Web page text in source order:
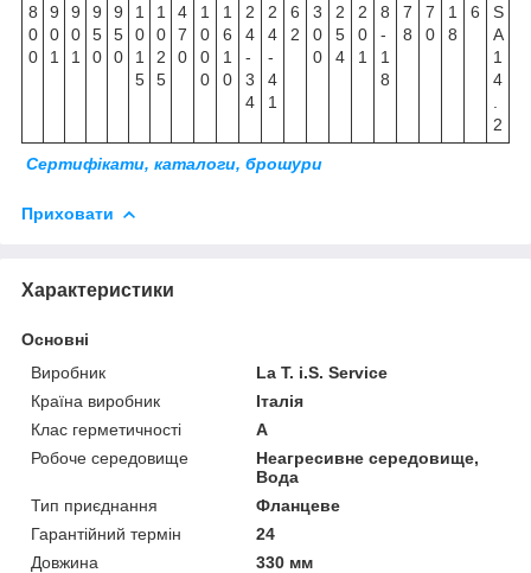
8
0
0
9
0
1
9
0
1
9
5
0
9
5
0
1
0
1
5
1
0
2
5
4
7
0
1
0
0
0
1
6
1
0
2
4
-
3
4
2
4
-
4
1
6
2
3
0
0
2
5
4
2
0
1
8
-
1
8
7
8
7
0
1
8
6
S
A
1
4
2
Сертифікати, каталоги, брошури
Приховати
Характеристики
Основні
Виробник
La T. i.S. Service
Країна виробник
Італія
Клас герметичності
А
Робоче середовище
Неагресивне середовище,
Вода
Тип приєднання
Фланцеве
Гарантійний термін
24
Довжина
330 мм